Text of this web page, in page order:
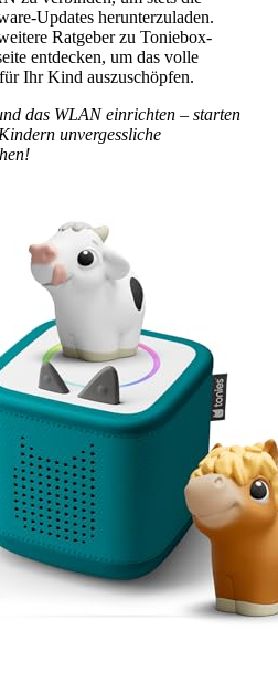
Updates herunterzuladen.
Ratgeber zu Toniebox-
entdecken, um das volle
Ihr Kind auszuschöpfen.
das WLAN einrichten – starten
unvergessliche